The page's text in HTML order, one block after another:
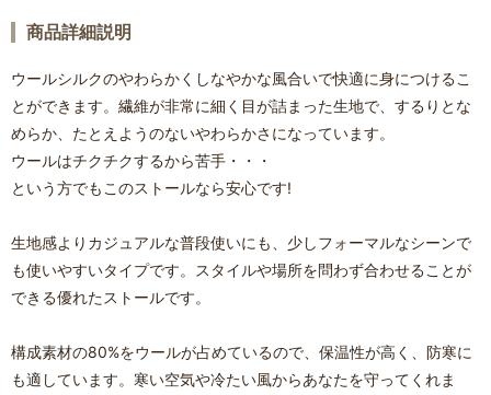
商品詳細説明
ウールシルクのやわらかくしなやかな風合いで快適に身につけるこ
とができます。繊維が非常に細く目が詰まった生地で、するりとな
めらか、たとえようのないやわらかさになっています。
ウールはチクチクするから苦手・・・
という方でもこのストールなら安心です!
生地感よりカジュアルな普段使いにも、少しフォーマルなシーンで
も使いやすいタイプです。スタイルや場所を問わず合わせることが
できる優れたストールです。
構成素材の80%をウールが占めているので、保温性が高く、防寒に
も適しています。寒い空気や冷たい風からあなたを守ってくれま